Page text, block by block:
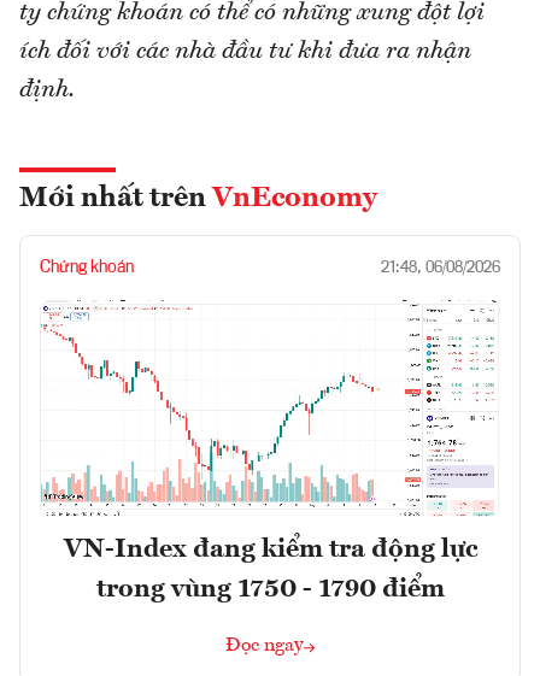
ty chứng khoán có thể có những xung đột lợi
ích đối với các nhà đầu tư khi đưa ra nhận
định.
Mới nhất trên VnEconomy
Chứng khoán 21:48, 06/08/2026
VN-Index đang kiểm tra động lực
trong vùng 1750 - 1790 điểm
Đọc ngay